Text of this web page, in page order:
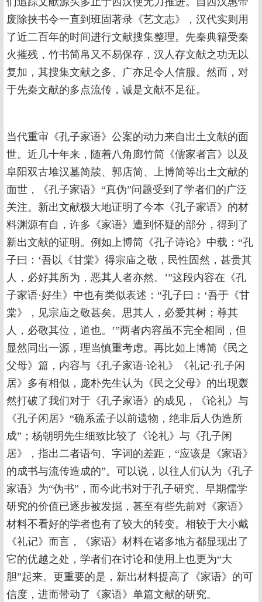
废除挟书令一直到班固著录《艺文志》，汉代实则用
了近二百年的时间进行文献搜集整理。先秦典籍受秦
火摧残，竹书简帛又不易保存，汉人存文献之功无以
复加，其搜集文献之多、广亦足令人信服。然而，对
于先秦文献的多点流传，诚是文献不足征。
当代重审《孔子家语》公案的动力来自出土文献的面
世。近几十年来，随着八角廊竹简《儒家者言》以及
阜阳双古堆汉墓简牍、郭店简、上博简等出土文献的
面世，《孔子家语》“真伪”问题受到了学者们的广泛
关注。新出文献极大地证明了今本《孔子家语》的材
料渊源有自，许多《家语》遭到怀疑的部分，得到了
新出文献的证明。例如上博简《孔子诗论》中载：“孔
子曰：‘吾以《甘棠》得宗庙之敬，民性固然，甚贵其
人，必好其所为，恶其人者亦然。’”这段内容在《孔
子家语·好生》中也有类似表述：“孔子曰：‘吾于《甘
棠》，见宗庙之敬甚矣。思其人，必爱其树；尊其
人，必敬其位，道也。’”两者内容虽不完全相同，但
显然同出一源，理当慎重考虑。再比如上博简《民之
父母》篇，内容与《孔子家语·论礼》《礼记·孔子闲
居》多有相似，庞朴先生认为《民之父母》的出现轰
然打破了我们对于《孔子家语》的成见，《论礼》与
《孔子闲居》“确系孟子以前遗物，绝非后人伪造所
成”；杨朝明先生细致比较了《论礼》与《孔子闲
居》，指出二者语句、字词的差距，“应该是《家语》
的成书与流传造成的”。可以说，以往人们认为《孔子
家语》为“伪书”，而今此书对于孔子研究、早期儒学
研究的价值已逐步被发掘，甚至有些先前对《家语》
材料不看好的学者也有了较大的转变。相较于大小戴
《礼记》而言，《家语》材料在诸多地方都显现出了
它的优越之处，学者们在讨论和使用上也更为“大
胆”起来。更重要的是，新出材料提高了《家语》的可
信度，进而带动了《家语》单篇文献的研究。